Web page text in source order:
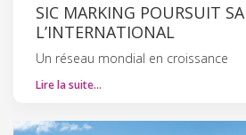
SIC MARKING POURSUIT
L’INTERNATIONAL
Un réseau mondial en croissance
Lire la suite…